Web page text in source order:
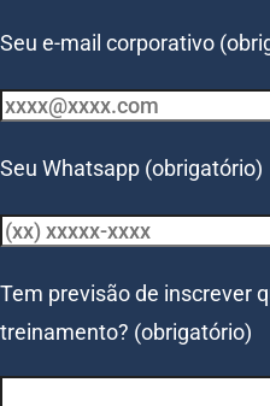
Seu e-mail corporativo
Seu Whatsapp (obrigatório)
Tem previsão de inscrever
treinamento? (obrigatório)